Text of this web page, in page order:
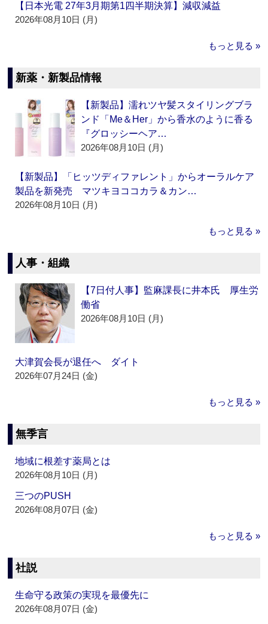
【日本光電 27年3月期第1四半期決算】減収減益
2026年08月10日 (月)
もっと見る »
新薬・新製品情報
【新製品】濡れツヤ髪スタイリングブラ
ンド「Me＆Her」から香水のように香る
『グロッシーヘア…
2026年08月10日 (月)
【新製品】「ヒッツディファレント」からオーラルケア
製品を新発売 マツキヨココカラ＆カン…
2026年08月10日 (月)
もっと見る »
人事・組織
【7日付人事】監麻課長に井本氏 厚生労
働省
2026年08月10日 (月)
大津賀会長が退任へ ダイト
2026年07月24日 (金)
もっと見る »
無季言
地域に根差す薬局とは
2026年08月10日 (月)
三つのPUSH
2026年08月07日 (金)
もっと見る »
社説
生命守る政策の実現を最優先に
2026年08月07日 (金)